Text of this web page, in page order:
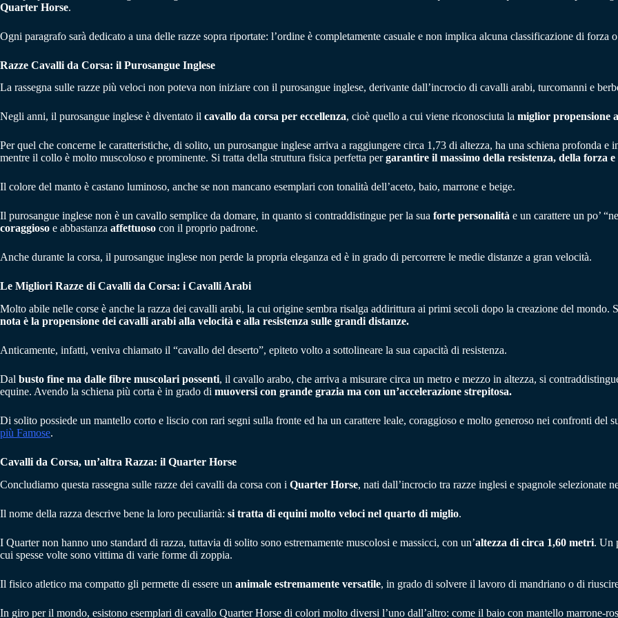
Quarter Horse.
Ogni paragrafo sarà dedicato a una delle razze sopra riportate: l’ordine è completamente casuale e non implica alcuna classificazione di forza
Razze Cavalli da Corsa: il Purosangue Inglese
La rassegna sulle razze più veloci non poteva non iniziare con il purosangue inglese, derivante dall’incrocio di cavalli arabi, turcomanni e
Negli anni, il purosangue inglese è diventato il cavallo da corsa per eccellenza, cioè quello a cui viene riconosciuta la miglior propensione
Per quel che concerne le caratteristiche, di solito, un purosangue inglese arriva a raggiungere circa 1,73 di altezza, ha una schiena profonda
mentre il collo è molto muscoloso e prominente. Si tratta della struttura fisica perfetta pergarantire il massimo della resistenza, della forza
Il colore del manto è castano luminoso, anche se non mancano esemplari con tonalità dell’aceto, baio, marrone e beige.
Il purosangue inglese non è un cavallo semplice da domare, in quanto si contraddistingue per la sua forte personalità e un carattere un po’
coraggioso e abbastanza affettuoso con il proprio padrone.
Anche durante la corsa, il purosangue inglese non perde la propria eleganza ed è in grado di percorrere le medie distanze a gran velocità.
Le Migliori Razze di Cavalli da Corsa: i Cavalli Arabi
Molto abile nelle corse è anche la razza dei cavalli arabi, la cui origine sembra risalga addirittura ai primi secoli dopo la creazione del mondo.
nota è la propensione dei cavalli arabi alla velocità e alla resistenza sulle grandi distanze.
Anticamente, infatti, veniva chiamato il “cavallo del deserto”, epiteto volto a sottolineare la sua capacità di resistenza.
Dal busto fine ma dalle fibre muscolari possenti, il cavallo arabo, che arriva a misurare circa un metro e mezzo in altezza, si
equine. Avendo la schiena più corta è in grado di muoversi con grande grazia ma con un’accelerazione strepitosa.
Di solito possiede un mantello corto e liscio con rari segni sulla fronte ed ha un carattere leale, coraggioso e molto generoso nei confronti del
più Famose.
Cavalli da Corsa, un’altra Razza: il Quarter Horse
Concludiamo questa rassegna sulle razze dei cavalli da corsa con i Quarter Horse, nati dall’incrocio tra razze inglesi e spagnole selezionate
Il nome della razza descrive bene la loro peculiarità: si tratta di equini molto veloci nel quarto di miglio.
I Quarter non hanno uno standard di razza, tuttavia di solito sono estremamente muscolosi e massicci, con un’altezza di circa 1,60 metri. Un
cui spesse volte sono vittima di varie forme di zoppia.
Il fisico atletico ma compatto gli permette di essere un animale estremamente versatile, in grado di solvere il lavoro di mandriano o di
In giro per il mondo, esistono esemplari di cavallo Quarter Horse di colori molto diversi l’uno dall’altro: come il baio con mantello marrone-